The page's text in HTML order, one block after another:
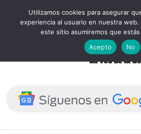
Utilizamos cookies para asegurar
experiencia al usuario en nuestra web.
este sitio asumiremos que
Acepto
No